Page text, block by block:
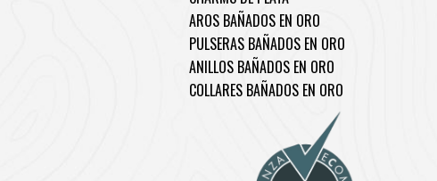
AROS BAÑADOS EN ORO
PULSERAS BAÑADOS EN ORO
ANILLOS BAÑADOS EN ORO
COLLARES BAÑADOS EN ORO